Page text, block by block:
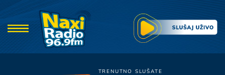
TRENUTNO SLUŠATE